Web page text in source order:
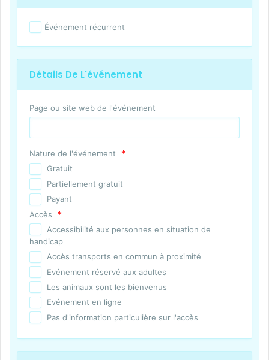
Événement récurrent
Détails De L'événement
Page ou site web de l'événement
Nature de l'événement *
Gratuit
Partiellement gratuit
Payant
Accès
*
Accessibilité aux personnes en situation de
handicap
Accès transports en commun à proximité
Evénement réservé aux adultes
Les animaux sont les bienvenus
Evénement en ligne
Pas d'information particulière sur l'accès